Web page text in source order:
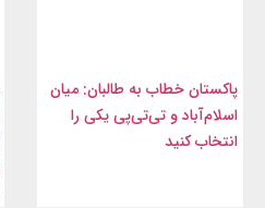
پاکستان خطاب به طالبان: میان
اسلام‌آباد و تی‌تی‌پی یکی را
انتخاب کنید